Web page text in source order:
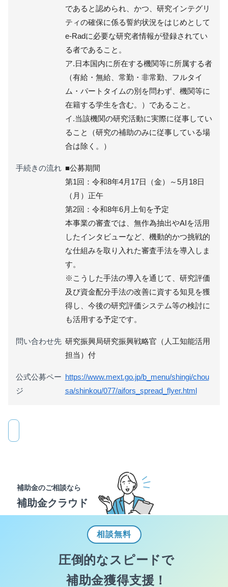
であると認められ、かつ、研究インテグリ
ティの確保に係る誓約状況をはじめとして
e-Radに必要な研究者情報が登録されてい
る者であること。
ア.日本国内に所在する機関等に所属する者
（有給・無給、常勤・非常勤、フルタイ
ム・パートタイムの別を問わず、機関等に
在籍する学生を含む。）であること。
イ.当該機関の研究活動に実際に従事してい
ること（研究の補助のみに従事している場
合は除く。）
手続きの流れ ■公募期間
第1回：令和8年4月17日（金）～5月18日
（月）正午
第2回：令和8年6月上旬を予定
本事業の審査では、無作為抽出やAIを活用
したインタビューなど、機動的かつ挑戦的
な仕組みを取り入れた審査手法を導入しま
す。
※こうした手法の導入を通じて、研究評価
及び資金配分手法の改善に資する知見を獲
得し、今後の研究評価システム等の検討に
も活用する予定です。
問い合わせ先 研究振興局研究振興戦略官（人工知能活用
担当）付
公式公募ペー
ジ
https://www.mext.go.jp/b_menu/shingi/chou
sa/shinkou/077/aifors_spread_flyer.html
補助金のご相談なら
補助金クラウド
相談無料
圧倒的なスピードで
補助金獲得支援！